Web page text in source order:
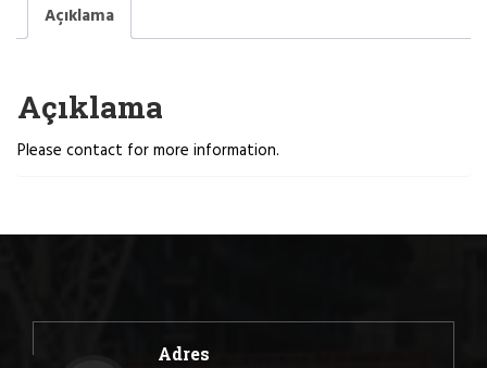
Açıklama
Açıklama
Please contact for more information.
Adres